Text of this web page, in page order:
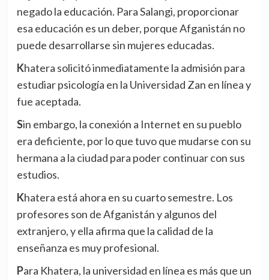
negado la educación. Para Salangi, proporcionar
esa educación es un deber, porque Afganistán no
puede desarrollarse sin mujeres educadas.
Khatera solicitó inmediatamente la admisión para
estudiar psicología en la Universidad Zan en línea y
fue aceptada.
Sin embargo, la conexión a Internet en su pueblo
era deficiente, por lo que tuvo que mudarse con su
hermana a la ciudad para poder continuar con sus
estudios.
Khatera está ahora en su cuarto semestre. Los
profesores son de Afganistán y algunos del
extranjero, y ella afirma que la calidad de la
enseñanza es muy profesional.
Para Khatera, la universidad en línea es más que un